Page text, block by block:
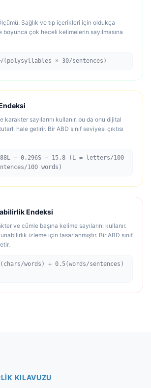
Sağlık ve tıp içerikleri için oldukça
boyunca çok heceli kelimelerin sayılmasına
× 30/sentences)
karakter sayılarını kullanır, bu da onu dijital
hale getirir. Bir ABD sınıf seviyesi çıktısı
− 0.296S − 15.8 (L = letters/100
100 words)
Endeksi
ve cümle başına kelime sayılarını kullanır.
izleme için tasarlanmıştır. Bir ABD sınıf
words) + 0.5(words/sentences)
KILAVUZU